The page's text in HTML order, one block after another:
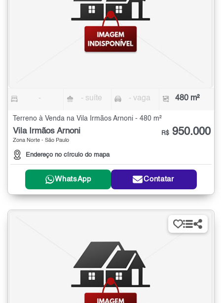
- - suíte - vaga 480 m²
Terreno à Venda na Vila Irmãos Arnoni - 480 m²
Vila Irmãos Arnoni
Zona Norte - São Paulo
Endereço no círculo do mapa
R$ 950.000
WhatsApp Contatar